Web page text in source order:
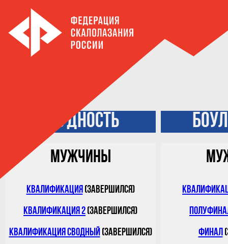
ТРУДНОСТЬ
Мужчины
Квалификация(завершился)
Квалификация 2(завершился)
Квалификация сводный (завершился)
Финал